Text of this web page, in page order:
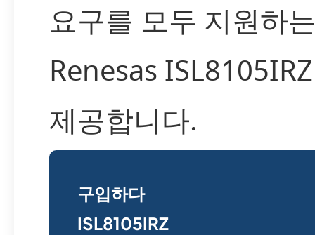
요구를 모두 지원하
Renesas
제공합니다.
구입하다
ISL8105IRZ